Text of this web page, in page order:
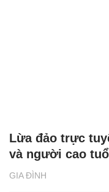
GIA ĐÌNH
Lừa đảo trực
và người cao